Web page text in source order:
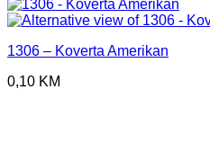
1306 – Koverta Amerikan
0,10 KM